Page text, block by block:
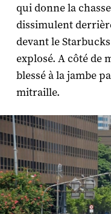
qui donne la
dissimulent
devant le
explosé. A côté de
blessé à la jambe
mitraille.